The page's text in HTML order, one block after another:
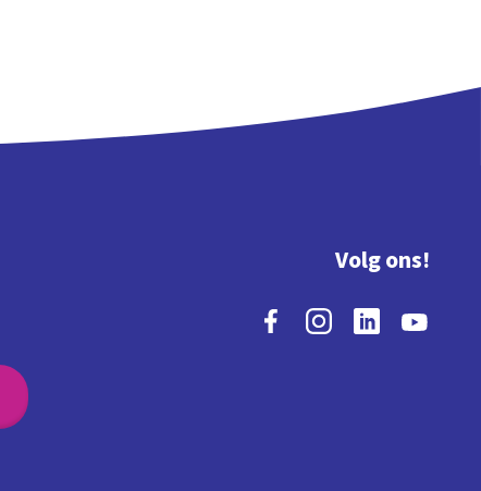
Volg ons!